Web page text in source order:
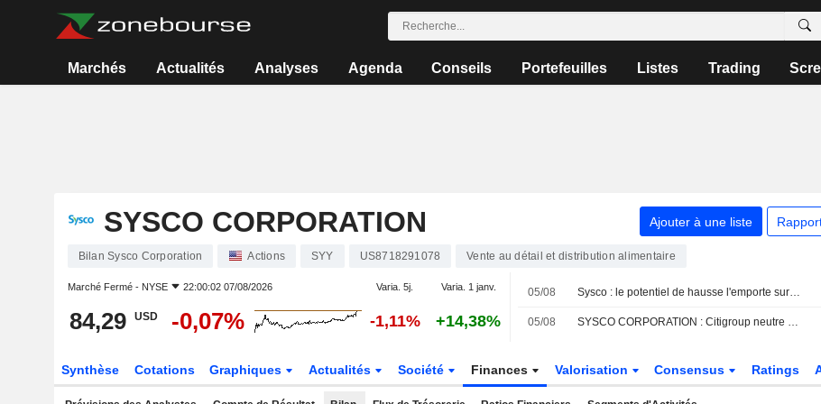
Marchés Actualités Analyses Agenda Conseils Portefeuilles Listes Trading
SYSCO CORPORATION Ajouter à une liste
Bilan Sysco Corporation Actions SYY US8718291078 Vente au détail et distribution alimentaire
Marché Fermé - NYSE 22:00:02 07/08/2026 Varia. 5j. Varia. 1 janv.
84,29 USD -0,07% -1,11% +14,38%
05/08 Sysco : le potentiel de hausse l'emporte sur les risques selon UBS
05/08 SYSCO CORPORATION : Citigroup neutre sur le dossier
Synthèse Cotations Graphiques Actualités Société Finances Valorisation Consensus Ratings